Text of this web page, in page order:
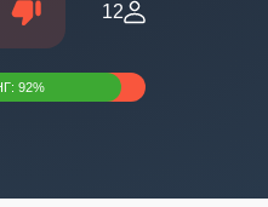
12
92%